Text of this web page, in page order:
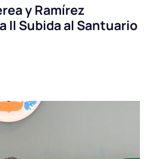
y Ramírez
II Subida al Santuario